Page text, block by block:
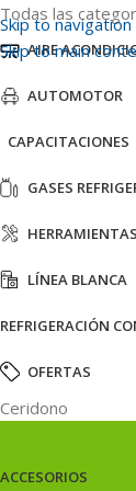
Skip to navigation
Skip to main
Todas las
AIRE
AUTOMOTOR
CAPACITACIONES
GASES
LÍNEA BLANCA
REFRIGERACIÓN
OFERTAS
Ceridono
ACCESORIOS